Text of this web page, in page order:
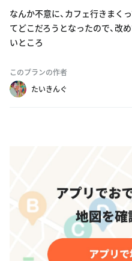
なんか不意に、カフェ行きまく
てどこだろうとなったので、改
いところ
このプランの作者
たいきんぐ